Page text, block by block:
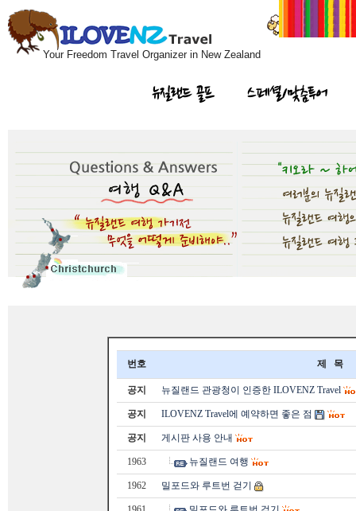
Your Freedom Travel Organizer in New Zealand
뉴질랜드 골프 스페셜/맞춤투어
번호 제 목
공지 뉴질랜드 관광청이 인증한 ILOVENZ Travel
공지 ILOVENZ Travel에 예약하면 좋은 점
공지 게시판 사용 안내
1963 뉴질랜드 여행
1962 밀포드와 루트번 걷기